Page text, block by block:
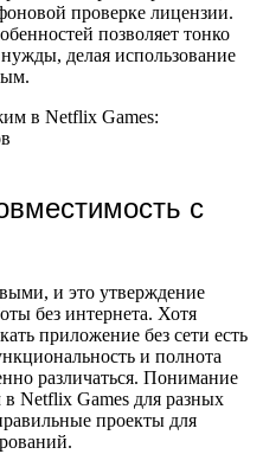
проверке лицензии.
позволяет тонко
делая использование
с
и это утверждение
без интернета. Хотя
приложение без сети есть
и полнота
различаться. Понимание
Netflix Games для разных
проекты для